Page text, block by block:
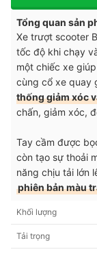
Tổng quan sản
Xe trượt scooter
tốc độ khi chạy
một chiếc xe
cùng cổ xe quay
thống giảm xóc
chấn, giảm xóc,
Tay cầm được
còn tạo sự thoải
năng chịu tải lớn
phiên bản màu
Khối lượng
Tải trọng